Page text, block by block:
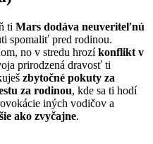
ti Mars dodáva neuveriteľnú
spomaliť pred rodinou.
no v stredu hrozíkonflikt v
prirodzená dravosť ti
zbytočné pokuty za
za rodinou, kde sa ti hodí
iných vodičov a
ako zvyčajne.